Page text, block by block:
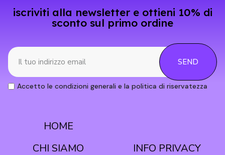
iscriviti alla newsletter e ottieni 10% di
sconto sul primo ordine
SEND
Accetto le condizioni generali e la politica di riservatezza
HOME
CHI SIAMO
INFO PRIVACY